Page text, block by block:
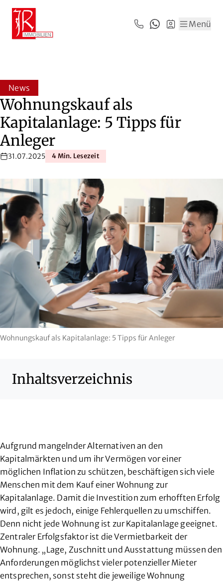
Zum Hauptinhalt springen
Zum Fuß springen
Menü
News
Wohnungskauf als
Kapitalanlage: 5 Tipps für
Anleger
31.07.2025 4 Min. Lesezeit
Wohnungskauf als Kapitalanlage: 5 Tipps für Anleger
Inhaltsverzeichnis
Aufgrund mangelnder Alternativen an den
Kapitalmärkten und um ihr Vermögen vor einer
möglichen Inflation zu schützen, beschäftigen sich viele
Menschen mit dem Kauf einer Wohnung zur
Kapitalanlage. Damit die Investition zum erhofften Erfolg
wird, gilt es jedoch, einige Fehlerquellen zu umschiffen.
Denn nicht jede Wohnung ist zur Kapitalanlage geeignet.
Zentraler Erfolgsfaktor ist die Vermietbarkeit der
Wohnung. „Lage, Zuschnitt und Ausstattung müssen den
Anforderungen möglichst vieler potenzieller Mieter
entsprechen, sonst steht die jeweilige Wohnung